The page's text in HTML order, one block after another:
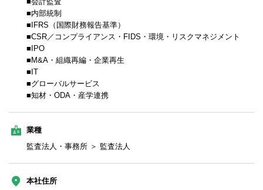
■内部統制
■IFRS（国際財務報告基準）
■CSR／コンプライアンス・FIDS・環境・リスクマネジメント
■IPO
■M&A・組織再編・企業再生
■IT
■グローバルサービス
■知材・ODA・産学連携
業種
監査法人・事務所 ＞ 監査法人
本社住所